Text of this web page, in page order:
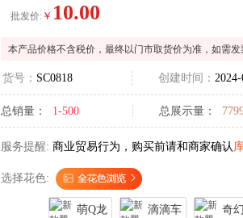
批发价: ￥ 10.00
本产品价格不含税价，最终以门市取货价为准，如需发
货号： SC0818 创建时间：
总销量： 1-500 总展示量：
服务提醒: 商业贸易行为，购买前请和商家确认
选择花色:
萌Q龙 滴滴车 奇